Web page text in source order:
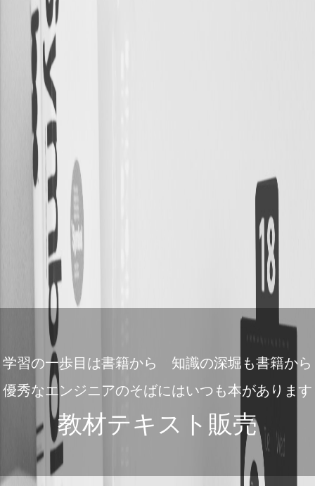
学習の一歩目は書籍から 知識の深堀も書籍から
優秀なエンジニアのそばにはいつも本があります
教材テキスト販売